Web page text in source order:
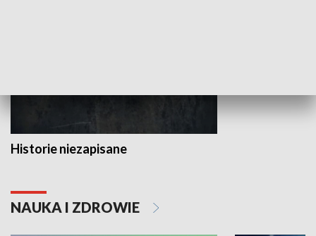
Historie niezapisane
NAUKA I ZDROWIE